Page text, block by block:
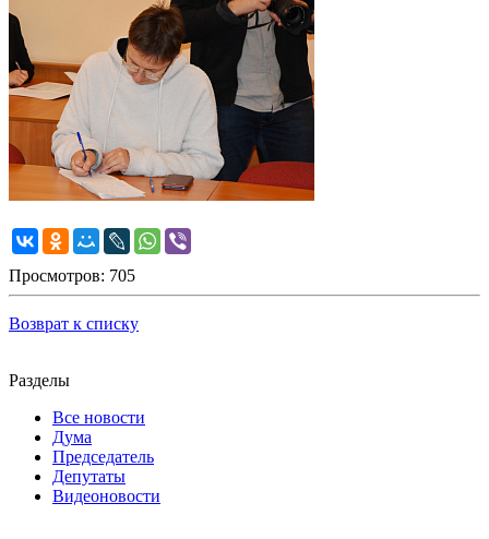
Просмотров: 705
Возврат к списку
Разделы
Все новости
Дума
Председатель
Депутаты
Видеоновости